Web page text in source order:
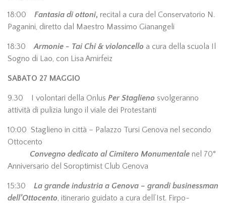
18:00 Fantasia di ottoni, recital a cura del Conservatorio N.
Paganini, diretto dal Maestro Massimo Gianangeli
18:30Armonie - Tai Chi & violoncello a cura della scuola Il
Sogno di Lao, con Lisa Amirfeiz
SABATO 27 MAGGIO
9.30 I volontari della Onlus Per Staglieno svolgeranno
attività di pulizia lungo il viale dei Protestanti
10:00 Staglieno in città – Palazzo Tursi Genova nel secondo
Ottocento
Convegno dedicato al Cimitero Monumentale nel 70°
Anniversario del Soroptimist Club Genova
15:30 La grande industria a Genova – grandi businessman
dell’Ottocento, itinerario guidato a cura dell’Ist. Firpo-